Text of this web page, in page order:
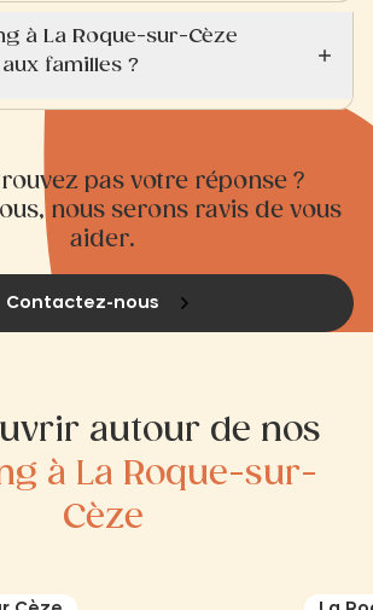
à La Roque-sur-Cèze
familles ?
pas votre réponse ?
nous serons ravis de vous
aider.
Contactez-nous
autour de nos
à La Roque-sur-
Cèze